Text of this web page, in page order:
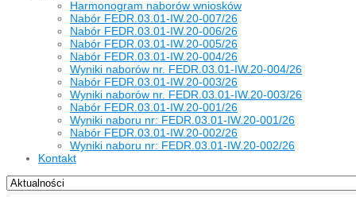
Harmonogram naborów wniosków
Nabór FEDR.03.01-IW.20-007/26
Nabór FEDR.03.01-IW.20-006/26
Nabór FEDR.03.01-IW.20-005/26
Nabór FEDR.03.01-IW.20-004/26
Wyniki naborów nr. FEDR.03.01-IW.20-004/26
Nabór FEDR.03.01-IW.20-003/26
Wyniki naborów nr. FEDR.03.01-IW.20-003/26
Nabór FEDR.03.01-IW.20-001/26
Wyniki naboru nr: FEDR.03.01-IW.20-001/26
Nabór FEDR.03.01-IW.20-002/26
Wyniki naboru nr: FEDR.03.01-IW.20-002/26
Kontakt